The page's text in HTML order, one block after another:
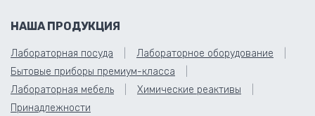
НАША ПРОДУКЦИЯ
Лабораторная посуда
Лабораторное оборудование
Бытовые приборы премиум-класса
Лабораторная мебель
Химические реактивы
Принадлежности